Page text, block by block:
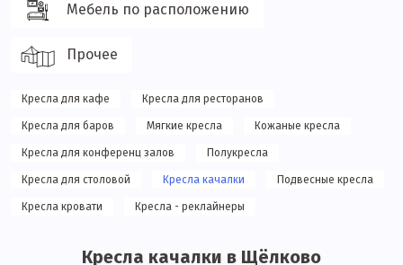
Мебель по расположению
Прочее
Кресла для кафе Кресла для ресторанов
Кресла для баров Мягкие кресла Кожаные кресла
Кресла для конференц залов Полукресла
Кресла для столовой Кресла качалки Подвесные кресла
Кресла кровати Кресла - реклайнеры
Кресла качалки в Щёлково